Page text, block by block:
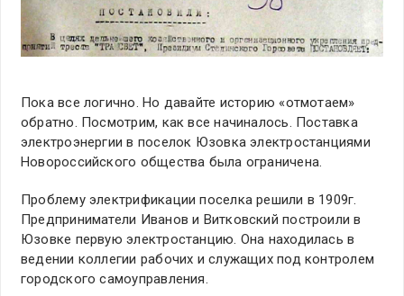
Пока все логично. Но давайте историю «отмотаем»
обратно. Посмотрим, как все начиналось. Поставка
электроэнергии в поселок Юзовка электростанциями
Новороссийского общества была ограничена.
Проблему электрификации поселка решили в 1909г.
Предприниматели Иванов и Витковский построили в
Юзовке первую электростанцию. Она находилась в
ведении коллегии рабочих и служащих под контролем
городского самоуправления.